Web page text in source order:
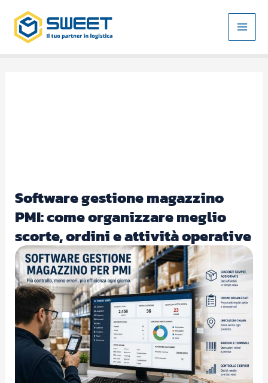
contenuto
Software gestione magazzino
PMI: come organizzare meglio
scorte, ordini e attività operative